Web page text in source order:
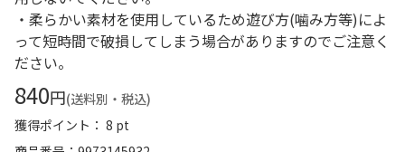
・柔らかい素材を使用しているため遊び方(噛み方等)によ
って短時間で破損してしまう場合がありますのでご注意く
ださい。
840円(送料別・税込)
獲得ポイント： 8 pt